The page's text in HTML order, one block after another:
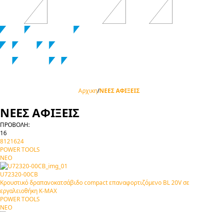
Αρχικη/ΝΕΕΣ ΑΦΙΞΕΙΣ
ΝΕΕΣ ΑΦΙΞΕΙΣ
ΠΡΟΒΟΛΗ:
16
8121624
POWER TOOLS
ΝΕΟ
U72320-00CB
Κρουστικό δραπανοκατσάβιδο compact επαναφορτιζόμενο BL 20V σε
εργαλειοθήκη Κ-ΜΑΧ
POWER TOOLS
ΝΕΟ